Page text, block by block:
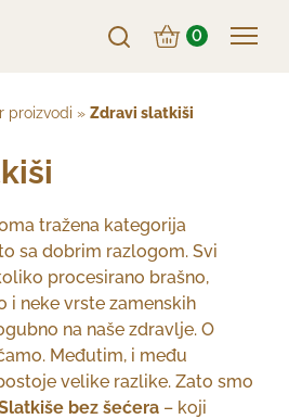
0
proizvodi » Zdravi slatkiši
tražena kategorija
sa dobrim razlogom. Svi
procesirano brašno,
i neke vrste zamenskih
na naše zdravlje. O
Međutim, i među
velike razlike. Zato smo
bez šećera – koji